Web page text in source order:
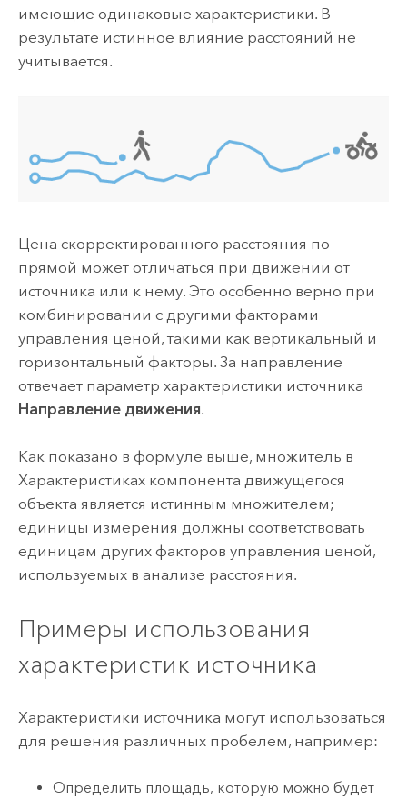
имеющие одинаковые характеристики. В
результате истинное влияние расстояний не
учитывается.
Цена скорректированного расстояния по
прямой может отличаться при движении от
источника или к нему. Это особенно верно при
комбинировании с другими факторами
управления ценой, такими как вертикальный и
горизонтальный факторы. За направление
отвечает параметр характеристики источника
Направление движения.
Как показано в формуле выше, множитель в
Характеристиках компонента движущегося
объекта является истинным множителем;
единицы измерения должны соответствовать
единицам других факторов управления ценой,
используемых в анализе расстояния.
Примеры использования
характеристик источника
Характеристики источника могут использоваться
для решения различных пробелем, например:
Определить площадь, которую можно будет